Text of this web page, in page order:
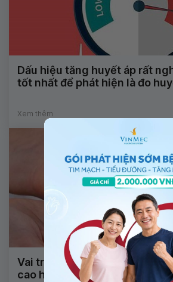
Dấu hiệu tăng huyết áp rất
tốt nhất để phát hiện là đo
Xem thêm
Vai trò của thuốc chẹn alpha
cao huyết áp